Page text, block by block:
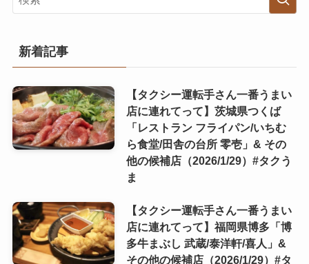
新着記事
【タクシー運転手さん一番うまい
店に連れてって】茨城県つくば
「レストラン フライパン/いちむ
ら食堂/田舎の台所 零壱」& その
他の候補店（2026/1/29）#タクう
ま
【タクシー運転手さん一番うまい
店に連れてって】福岡県博多「博
多牛まぶし 武蔵/泰洋軒/喜人」&
その他の候補店（2026/1/29）#タ